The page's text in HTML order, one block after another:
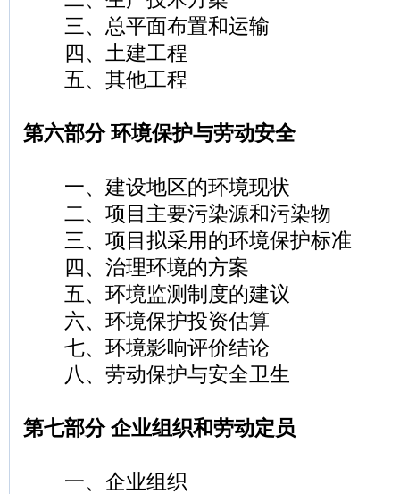
三、总平面布置和运输
四、土建工程
五、其他工程
第六部分 环境保护与劳动安全
一、建设地区的环境现状
二、项目主要污染源和污染物
三、项目拟采用的环境保护标准
四、治理环境的方案
五、环境监测制度的建议
六、环境保护投资估算
七、环境影响评价结论
八、劳动保护与安全卫生
第七部分 企业组织和劳动定员
一、企业组织